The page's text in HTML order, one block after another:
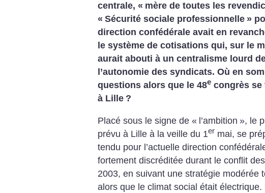
centrale, « mère de toutes les
« Sécurité sociale professionnelle »
direction confédérale avait en
le système de cotisations qui, sur le
aurait abouti à un centralisme lourd
l’autonomie des syndicats. Où en
questions alors que le 48e congrès se
à Lille ?
Placé sous le signe de « l’ambition », le
prévu à Lille à la veille du 1er mai, se
tendu pour l’actuelle direction
fortement discréditée durant le conflit
2003, en suivant une stratégie modérée
alors que le climat social était